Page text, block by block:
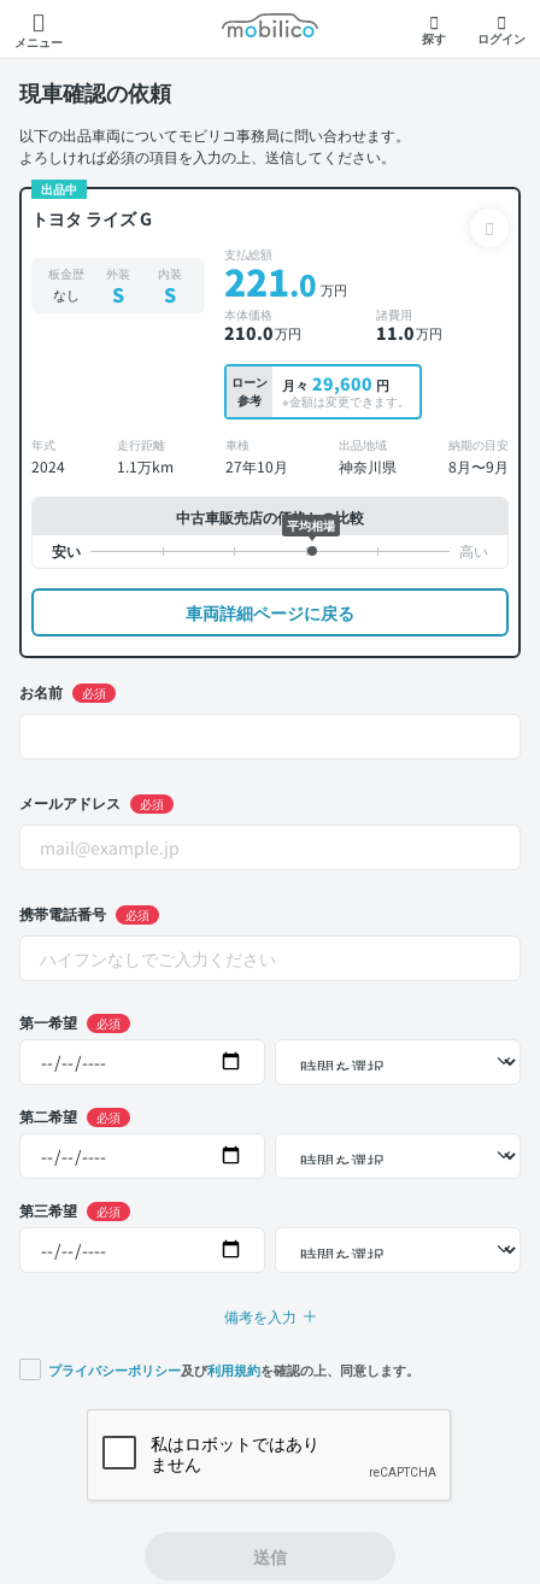
メニュー
モビリコ
探す ログイン
現車確認の依頼
以下の出品車両についてモビリコ事務局に問い合わせます。
よろしければ必須の項目を入力の上、送信してください。
出品中
トヨタ ライズ G
板金歴
なし
外装
S
内装
S
支払総額
221.0 万円
本体価格
210.0万円
諸費用
11.0万円
ローン
参考
月々 29,600 円
※金額は変更できます。
年式
2024
走行距離
1.1万km
車検
27年10月
出品地域
神奈川県
納期の目安
8月〜9月
中古車販売店の価格との比較
平均相場
車両詳細ページに戻る
お名前 必須
メールアドレス 必須
携帯電話番号 必須
第一希望 必須
第二希望 必須
第三希望 必須
備考を入力
プライバシーポリシー及び利用規約を確認の上、同意します。
送信